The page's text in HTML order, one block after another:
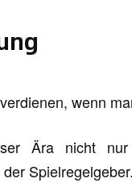
wenn
Ära nicht